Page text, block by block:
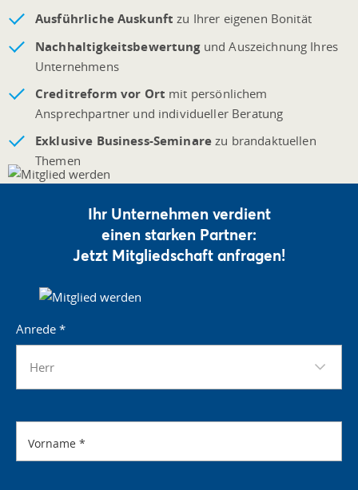
Ausführliche Auskunft zu Ihrer eigenen Bonität
Nachhaltigkeitsbewertungund Auszeichnung Ihres
Unternehmens
Creditreform vor Ort mit persönlichem
Ansprechpartner und individueller Beratung
Exklusive Business-Seminare zu brandaktuellen
Themen
Ihr Unternehmen verdient
einen starken Partner:
Jetzt Mitgliedschaft anfragen!
Anrede *
Herr
Vorname *